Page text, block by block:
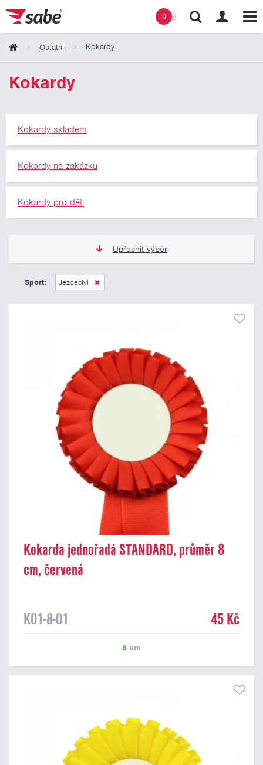
0
Ostatní Kokardy
Kokardy
Kokardy skladem
Kokardy na zakázku
Kokardy pro děti
Upřesnit výběr
45 Kč
Sport: Jezdectví
Kokarda jednořadá STANDARD, průměr 8
cm, červená
K01-8-01 45 Kč
8 cm
Obsah košíku